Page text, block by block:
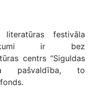
festivāla
ir bez
centrs “Siguldas
pašvaldība, to